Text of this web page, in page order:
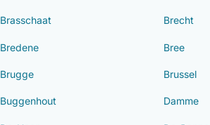
Brasschaat Brecht
Bredene Bree
Brugge Brussel
Buggenhout Damme